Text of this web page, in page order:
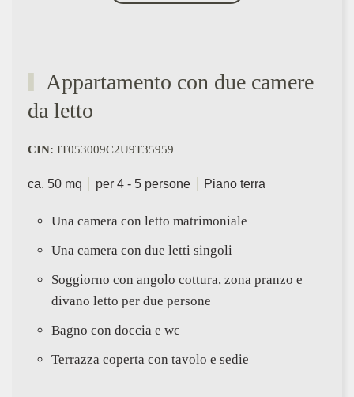
Appartamento con due camere
da letto
CIN: IT053009C2U9T35959
ca. 50 mq per 4 - 5 persone Piano terra
Una camera con letto matrimoniale
Una camera con due letti singoli
Soggiorno con angolo cottura, zona pranzo e
divano letto per due persone
Bagno con doccia e wc
Terrazza coperta con tavolo e sedie